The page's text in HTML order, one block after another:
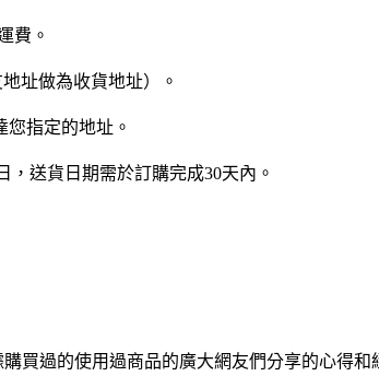
費。
址做為收貨地址）。
指定的地址。
送貨日期需於訂購完成30天內。
購買過的使用過商品的廣大網友們分享的心得